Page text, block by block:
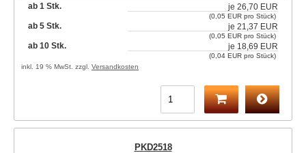
ab 1 Stk.
je 26,70 EUR
(0,05 EUR pro Stück)
ab 5 Stk. je 21,37 EUR
(0,05 EUR pro Stück)
ab 10 Stk. je 18,69 EUR
(0,04 EUR pro Stück)
inkl. 19 % MwSt. zzgl. Versandkosten
PKD2518